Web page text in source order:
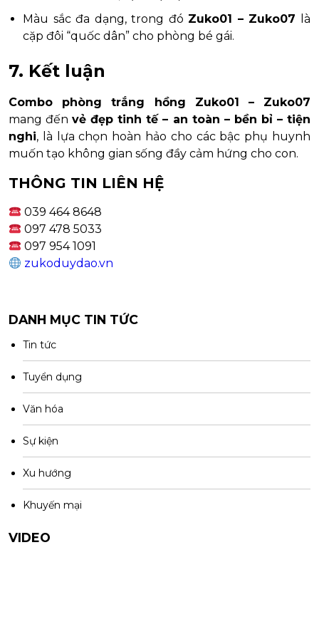
Màu sắc đa dạng, trong đó Zuko01 – Zuko07 là
cặp đôi “quốc dân” cho phòng bé gái.
7. Kết luận
Combo phòng trắng hồng Zuko01 – Zuko07
mang đếnvẻ đẹp tinh tế – an toàn – bền bỉ – tiện
nghi, là lựa chọn hoàn hảo cho các bậc phụ huynh
muốn tạo không gian sống đầy cảm hứng cho con.
THÔNG TIN LIÊN HỆ
039 464 8648
097 478 5033
097 954 1091
zukoduydao.vn
DANH MỤC TIN TỨC
Tin tức
Tuyển dụng
Văn hóa
Sự kiện
Xu hướng
Khuyến mại
VIDEO